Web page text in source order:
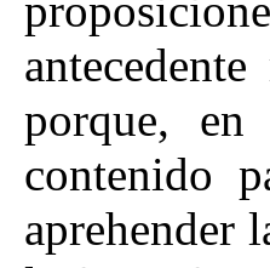
porque,
contenido
aprehender